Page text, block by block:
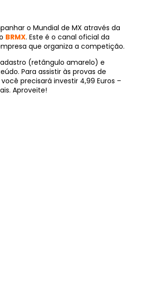
o Mundial de MX através da
BRMX. Este é o canal oficial da
que organiza a competição.
(retângulo amarelo) e
Para assistir às provas de
precisará investir 4,99 Euros –
Aproveite!